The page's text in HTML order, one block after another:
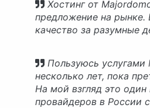
Хостинг от
предложение на рынке.
качество за разумные
Пользуюсь
несколько лет, пока
На мой взгляд это
провайдеров в России